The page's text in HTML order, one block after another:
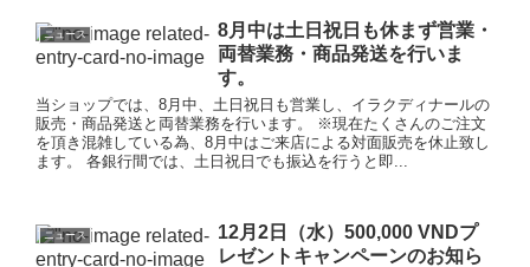
ニュース
8月中は土日祝日も休まず営業・
両替業務・商品発送を行いま
す。
当ショップでは、8月中、土日祝日も営業し、イラクディナールの
販売・商品発送と両替業務を行います。 ※現在たくさんのご注文
を頂き混雑している為、8月中はご来店による対面販売を休止致し
ます。 各銀行間では、土日祝日でも振込を行うと即...
ニュース
12月2日（水）500,000 VNDプ
レゼントキャンペーンのお知ら